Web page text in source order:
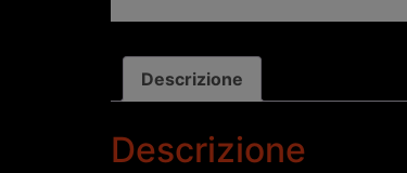
Descrizione
Descrizione